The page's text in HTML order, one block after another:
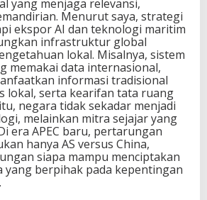
yang menjaga relevansi,
Menurut saya, strategi
ekspor AI dan teknologi maritim
infrastruktur global
lokal. Misalnya, sistem
memakai data internasional,
informasi tradisional
lokal, serta kearifan tata ruang
negara tidak sekadar menjadi
melainkan mitra sejajar yang
era APEC baru, pertarungan
hanya AS versus China,
siapa mampu menciptakan
yang berpihak pada kepentingan